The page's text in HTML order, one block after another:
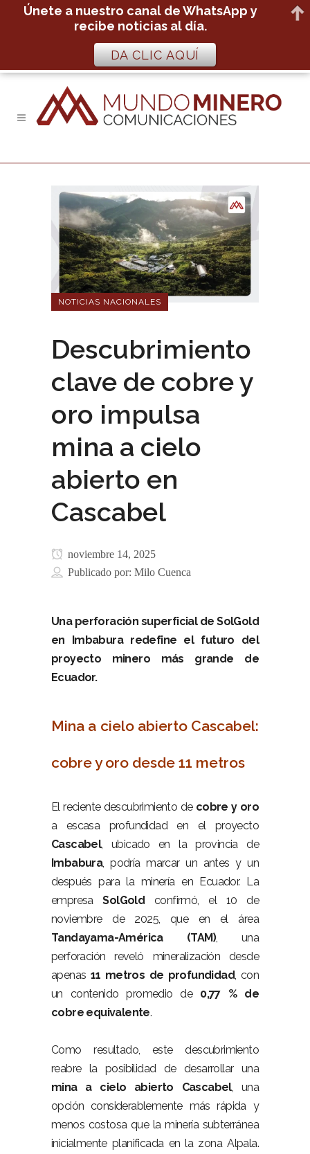
NOTICIAS NACIONALES
Descubrimiento
clave de cobre y
oro impulsa
mina a cielo
abierto en
Cascabel
noviembre 14, 2025
Publicado por: Milo Cuenca
Una perforación superficial de SolGold
en Imbabura redefine el futuro del
proyecto minero más grande de
Ecuador.
Mina a cielo abierto Cascabel:
cobre y oro desde 11 metros
El reciente descubrimiento de cobre y oro
a escasa profundidad en el proyecto
Cascabel, ubicado en la provincia de
Imbabura, podría marcar un antes y un
después para la minería en Ecuador. La
empresaSolGold confirmó, el 10 de
noviembre de 2025, que en el área
Tandayama-América (TAM), una
perforación reveló mineralización desde
apenas 11 metros de profundidad, con
un contenido promedio de 0,77 % de
cobre equivalente.
Como resultado, este descubrimiento
reabre la posibilidad de desarrollar una
mina a cielo abierto Cascabel, una
opción considerablemente más rápida y
menos costosa que la minería subterránea
inicialmente planificada en la zona Alpala.
Únete a nuestro canal de WhatsApp y
recibe noticias al día.
DA CLIC AQUÍ